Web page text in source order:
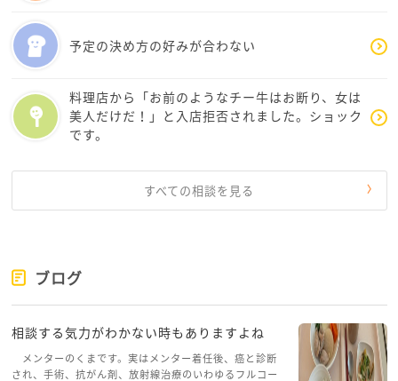
そんな軽い一言からで十分です。
もし少し勇気が出るなら、
「そういえば、あの時ちょっと気まずくなっちゃった
よね。でも私はまた普通に話したいな」
と伝えてみるのも素敵だと思います。
があったのかもしれません。
まずは「なぜ来なかったの？」よりも、「また話した
い」という気持ちを届けることを優先してみてくださ
い。
予定の決め方の好みが合わない
料理店から「お前のようなチー牛はお断り、女は
美人だけだ！」と入店拒否されました。ショック
です。
すべての相談を見る
ブログ
相談する気力がわかない時もありますよね
メンターのくまです。実はメンター着任後、癌と診断
され、手術、抗がん剤、放射線治療のいわゆるフルコー